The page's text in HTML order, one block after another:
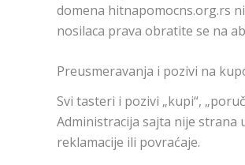
domena hitnapomocns.org.rs
nosilaca prava obratite se na
Preusmeravanja i pozivi na
Svi tasteri i pozivi „kupi“,
Administracija sajta nije
reklamacije ili povraćaje.